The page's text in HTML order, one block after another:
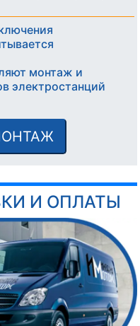
монтаж и
электростанций
И ОПЛАТЫ